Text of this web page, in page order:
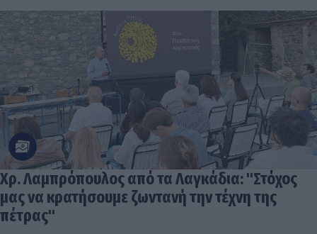
Χρ. Λαμπρόπουλος από τα Λαγκάδια: "Στόχος
μας να κρατήσουμε ζωντανή την τέχνη της
πέτρας"